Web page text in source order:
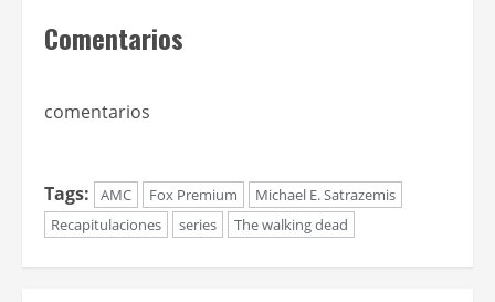
Comentarios
comentarios
Tags: AMC Fox Premium
Michael E. Satrazemis
Recapitulaciones
series The walking dead